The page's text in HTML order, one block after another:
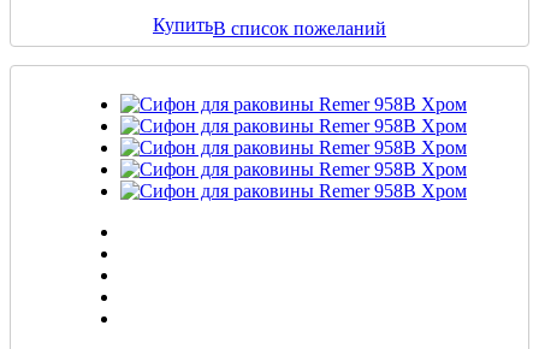
КупитьВ список пожеланий